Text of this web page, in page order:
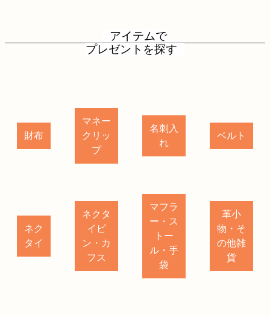
アイテムで
プレゼントを探す
財布
マネー
クリッ
プ
名刺入
れ
ベルト
ネク
タイ
ネクタ
イピ
ン・カ
フス
マフラ
ー・ス
トー
ル・手
袋
革小
物・そ
の他雑
貨